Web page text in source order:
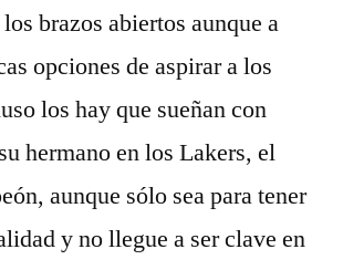
brazos abiertos aunque a
opciones de aspirar a los
los hay que sueñan con
hermano en los Lakers, el
aunque sólo sea para tener
y no llegue a ser clave en